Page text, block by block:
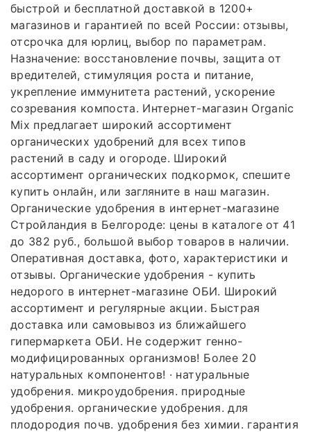
быстрой и бесплатной доставкой в 1200+
магазинов и гарантией по всей России: отзывы,
отсрочка для юрлиц, выбор по параметрам.
Назначение: восстановление почвы, защита от
вредителей, стимуляция роста и питание,
укрепление иммунитета растений, ускорение
созревания компоста. Интернет-магазин Organic
Mix предлагает широкий ассортимент
органических удобрений для всех типов
растений в саду и огороде. Широкий
ассортимент органических подкормок, спешите
купить онлайн, или загляните в наш магазин.
Органические удобрения в интернет-магазине
Стройландия в Белгороде: цены в каталоге от 41
до 382 руб., большой выбор товаров в наличии.
Оперативная доставка, фото, характеристики и
отзывы. Органические удобрения - купить
недорого в интернет-магазине ОБИ. Широкий
ассортимент и регулярные акции. Быстрая
доставка или самовывоз из ближайшего
гипермаркета ОБИ. Не содержит генно-
модифицированных организмов! Более 20
натуральных компонентов! · натуральные
удобрения. микроудобрения. природные
удобрения. органические удобрения. для
плодородия почв. удобрения без химии. гарантия